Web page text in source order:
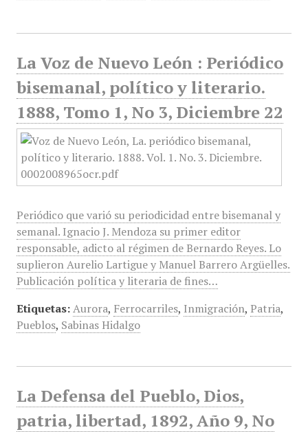
La Voz de Nuevo León : Periódico
bisemanal, político y literario.
1888, Tomo 1, No 3, Diciembre 22
Periódico que varió su periodicidad entre bisemanal y
semanal. Ignacio J. Mendoza su primer editor
responsable, adicto al régimen de Bernardo Reyes. Lo
suplieron Aurelio Lartigue y Manuel Barrero Argüelles.
Publicación política y literaria de fines…
Etiquetas: Aurora, Ferrocarriles, Inmigración, Patria,
Pueblos, Sabinas Hidalgo
La Defensa del Pueblo, Dios,
patria, libertad, 1892, Año 9, No